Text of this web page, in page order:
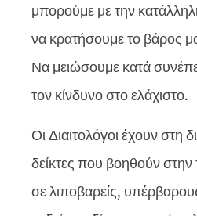
μπορούμε με την
να κρατήσουμε το βάρος
Να μειώσουμε κατά
τον κίνδυνο στο ελάχιστο.
Οι Διαιτολόγοι έχουν στη
δείκτες που βοηθούν
σε λιποβαρείς,